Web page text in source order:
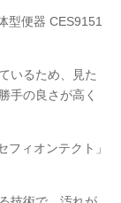
型便器 CES9151
いるため、見た
手の良さが高く
ィオンテクト」